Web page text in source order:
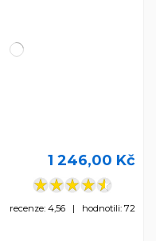
1 246,00 Kč
recenze: 4,56 | hodnotili: 72